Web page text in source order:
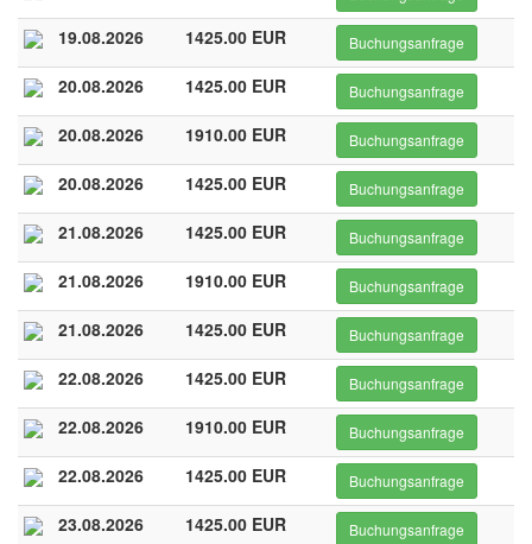
19.08.2026 1425.00 EUR Buchungsanfrage
20.08.2026 1425.00 EUR Buchungsanfrage
20.08.2026 1910.00 EUR Buchungsanfrage
20.08.2026 1425.00 EUR Buchungsanfrage
21.08.2026 1425.00 EUR Buchungsanfrage
21.08.2026 1910.00 EUR Buchungsanfrage
21.08.2026 1425.00 EUR Buchungsanfrage
22.08.2026 1425.00 EUR Buchungsanfrage
22.08.2026 1910.00 EUR Buchungsanfrage
22.08.2026 1425.00 EUR Buchungsanfrage
23.08.2026 1425.00 EUR Buchungsanfrage